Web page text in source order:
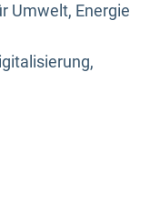
Umwelt, Energie